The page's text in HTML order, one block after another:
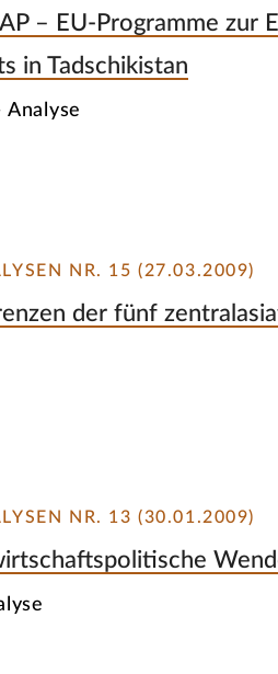
– EU-Programme zur
in Tadschikistan
NR. 15 (27.03.2009)
der fünf
NR. 13 (30.01.2009)